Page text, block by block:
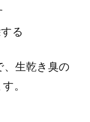
る
生乾き臭の
。